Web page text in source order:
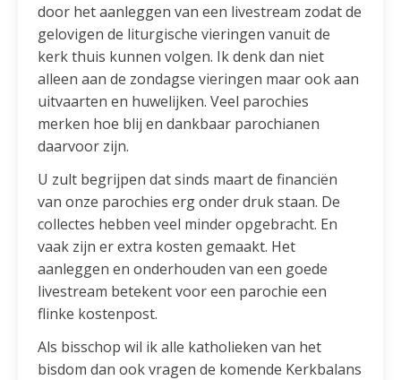
door het aanleggen van een livestream zodat de
gelovigen de liturgische vieringen vanuit de
kerk thuis kunnen volgen. Ik denk dan niet
alleen aan de zondagse vieringen maar ook aan
uitvaarten en huwelijken. Veel parochies
merken hoe blij en dankbaar parochianen
daarvoor zijn.
U zult begrijpen dat sinds maart de financiën
van onze parochies erg onder druk staan. De
collectes hebben veel minder opgebracht. En
vaak zijn er extra kosten gemaakt. Het
aanleggen en onderhouden van een goede
livestream betekent voor een parochie een
flinke kostenpost.
Als bisschop wil ik alle katholieken van het
bisdom dan ook vragen de komende Kerkbalans